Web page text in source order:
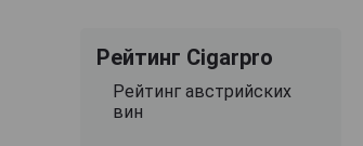
Рейтинг Cigarpro
Рейтинг австрийских
вин